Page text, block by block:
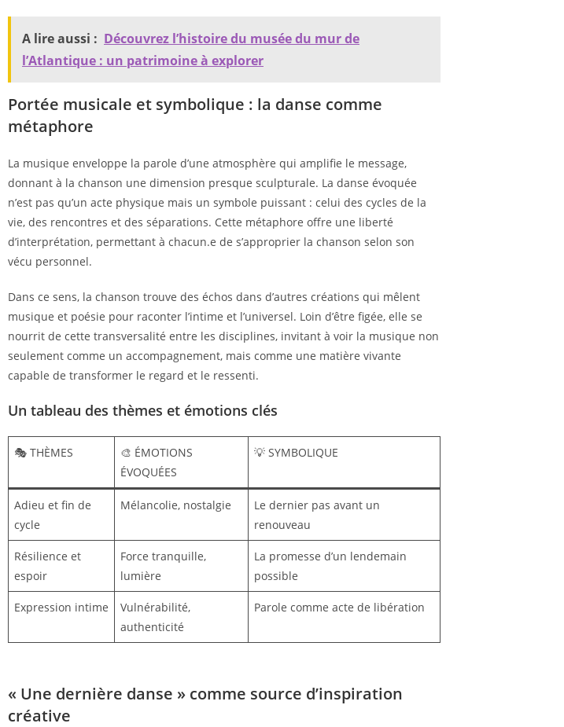
A lire aussi : Découvrez l’histoire du musée du mur de
l’Atlantique : un patrimoine à explorer
Portée musicale et symbolique : la danse comme
métaphore
La musique enveloppe la parole d’une atmosphère qui amplifie le message,
donnant à la chanson une dimension presque sculpturale. La danse évoquée
n’est pas qu’un acte physique mais un symbole puissant : celui des cycles de la
vie, des rencontres et des séparations. Cette métaphore offre une liberté
d’interprétation, permettant à chacun.e de s’approprier la chanson selon son
vécu personnel.
Dans ce sens, la chanson trouve des échos dans d’autres créations qui mêlent
musique et poésie pour raconter l’intime et l’universel. Loin d’être figée, elle se
nourrit de cette transversalité entre les disciplines, invitant à voir la musique non
seulement comme un accompagnement, mais comme une matière vivante
capable de transformer le regard et le ressenti.
Un tableau des thèmes et émotions clés
🎭 THÈMES
🎨 ÉMOTIONS
ÉVOQUÉES
💡 SYMBOLIQUE
Adieu et fin de
cycle
Mélancolie, nostalgie
Le dernier pas avant un
renouveau
Résilience et
espoir
Force tranquille,
lumière
La promesse d’un lendemain
possible
Expression intime
Vulnérabilité,
authenticité
Parole comme acte de libération
« Une dernière danse » comme source d’inspiration
créative